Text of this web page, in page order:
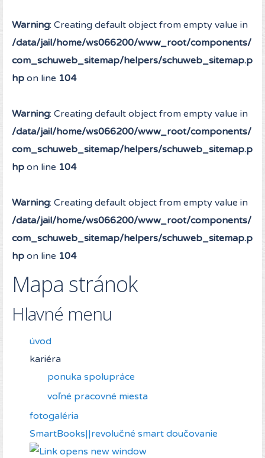
Warning: Creating default object from empty value in
/data/jail/home/ws066200/www_root/components/
com_schuweb_sitemap/helpers/schuweb_sitemap.p
hp on line 104
Warning: Creating default object from empty value in
/data/jail/home/ws066200/www_root/components/
com_schuweb_sitemap/helpers/schuweb_sitemap.p
hp on line 104
Warning: Creating default object from empty value in
/data/jail/home/ws066200/www_root/components/
com_schuweb_sitemap/helpers/schuweb_sitemap.p
hp on line 104
Mapa stránok
Hlavné menu
úvod
kariéra
ponuka spolupráce
voľné pracovné miesta
fotogaléria
SmartBooks||revolučné smart doučovanie